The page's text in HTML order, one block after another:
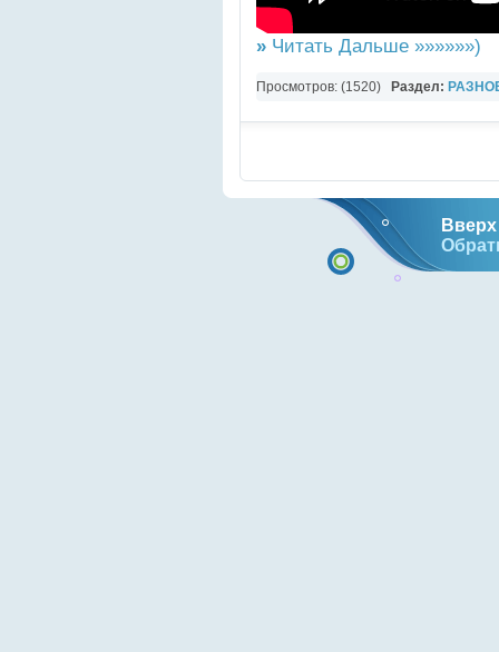
» Читать Дальше »»»»»»)
Просмотров: (1520) Раздел:
Вверх